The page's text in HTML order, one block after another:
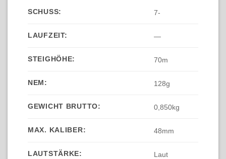
SCHUSS: 7-
LAUFZEIT: —
STEIGHÖHE: 70m
NEM: 128g
GEWICHT BRUTTO: 0,850kg
MAX. KALIBER: 48mm
LAUTSTÄRKE: Laut